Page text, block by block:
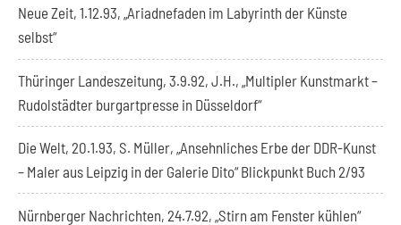
Neue Zeit, 1.12.93, „Ariadnefaden im Labyrinth der Künste
selbst“
Thüringer Landeszeitung, 3.9.92, J.H., „Multipler Kunstmarkt –
Rudolstädter burgartpresse in Düsseldorf“
Die Welt, 20.1.93, S. Müller, „Ansehnliches Erbe der DDR-Kunst
– Maler aus Leipzig in der Galerie Dito“ Blickpunkt Buch 2/93
Nürnberger Nachrichten, 24.7.92, „Stirn am Fenster kühlen“